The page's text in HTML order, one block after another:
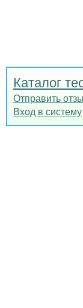
Каталог
Отправить
Вход в систему